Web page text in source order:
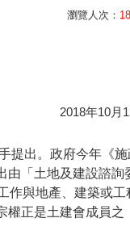
瀏覽人次：
2018年10月
提出。政府今年《施
由「土地及建設諮詢
作與地產、建築或工
權正是土建會成員之